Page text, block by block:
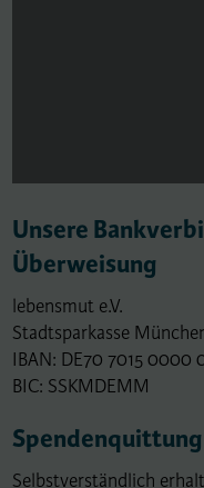
Unsere
Überweisung
lebensmut e.V.
Stadtsparkasse
IBAN: DE70 7015 0000
BIC: SSKMDEMM
Spendenquittung
Selbstverständlich